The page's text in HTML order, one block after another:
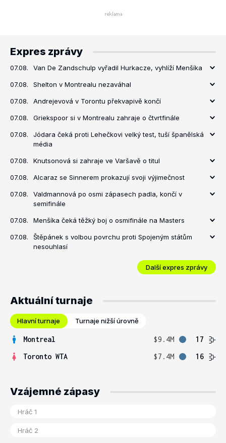
Expres zprávy
07.08. Van De Zandschulp vyřadil Hurkacze, vyhlíží Menšíka
07.08. Shelton v Montrealu nezaváhal
07.08. Andrejevová v Torontu překvapivě končí
07.08. Griekspoor si v Montrealu zahraje o čtvrtfinále
07.08.
Jódara čeká proti Lehečkovi velký test, tuší španělská
média
07.08. Knutsonová si zahraje ve Varšavě o titul
07.08. Alcaraz se Sinnerem prokazují svoji výjimečnost
07.08.
Valdmannová po osmi zápasech padla, končí v
semifinále
07.08. Menšíka čeká těžký boj o osmifinále na Masters
07.08.
Štěpánek s volbou povrchu proti Spojeným státům
nesouhlasí
Další expres zprávy
Aktuální turnaje
Hlavní turnaje Turnaje nižší úrovně
Montreal $9.4M
17
Toronto WTA
$7.4M 16
Vzájemné zápasy